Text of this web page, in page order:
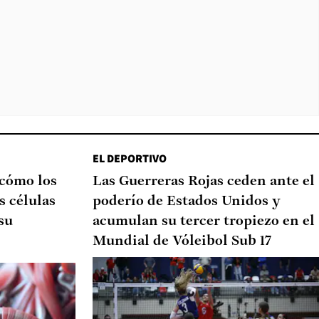
los
células
EL DEPORTIVO
Las Guerreras Rojas ceden ante el
poderío de Estados Unidos y
acumulan su tercer tropiezo en el
Mundial de Vóleibol Sub 17